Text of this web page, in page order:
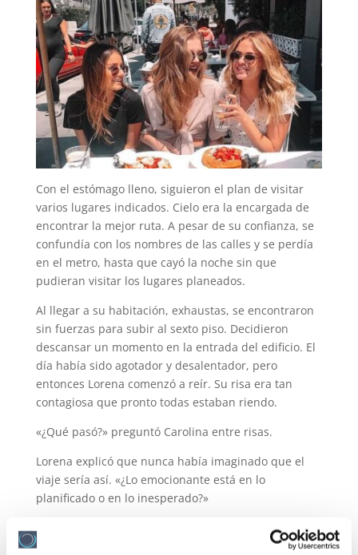
Con el estómago lleno, siguieron el plan de visitar
varios lugares indicados. Cielo era la encargada de
encontrar la mejor ruta. A pesar de su confianza, se
confundía con los nombres de las calles y se perdía
en el metro, hasta que cayó la noche sin que
pudieran visitar los lugares planeados.
Al llegar a su habitación, exhaustas, se encontraron
sin fuerzas para subir al sexto piso. Decidieron
descansar un momento en la entrada del edificio. El
día había sido agotador y desalentador, pero
entonces Lorena comenzó a reír. Su risa era tan
contagiosa que pronto todas estaban riendo.
«¿Qué pasó?» preguntó Carolina entre risas.
Lorena explicó que nunca había imaginado que el
viaje sería así. «¿Lo emocionante está en lo
planificado o en lo inesperado?»
Fue entonces cuando comprendieron que lo
importante no era seguir el plan al pie de la letra,